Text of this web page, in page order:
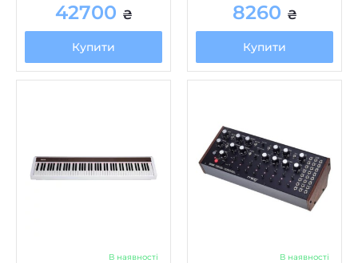
42700 ₴
Купити
8260 ₴
Купити
В наявності В наявності